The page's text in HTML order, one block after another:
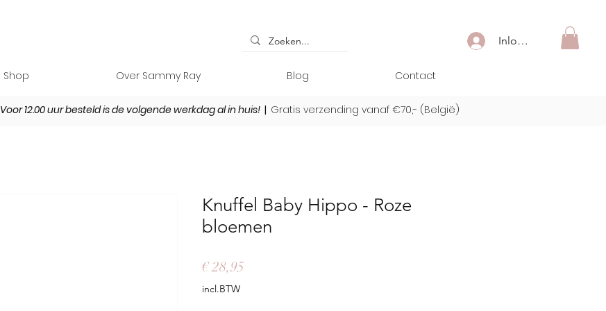
Inloggen
Shop Over Sammy Ray Blog Contact
Knuffel Baby Hippo - Roze
bloemen
€ 28,95
incl.BTW
Voor 12.00 uur besteld is de volgende werkdag al in huis!| Gratis verzending vanaf €70,- (België)